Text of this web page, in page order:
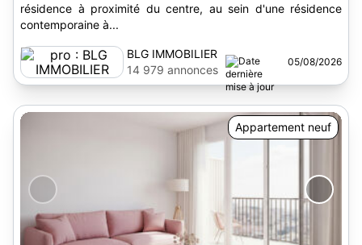
résidence à proximité du centre, au sein d'une résidence
contemporaine à...
BLG IMMOBILIER
14 979 annonces
05/08/2026
Appartement neuf